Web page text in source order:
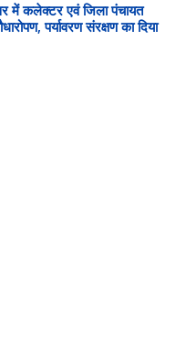
में कलेक्टर एवं जिला पंचायत
पर्यावरण संरक्षण का दिया